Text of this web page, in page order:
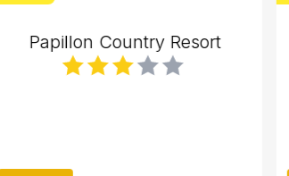
Papillon Country Resort